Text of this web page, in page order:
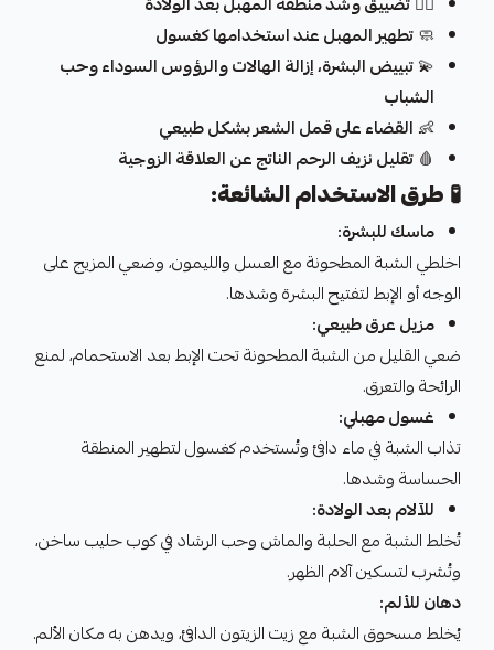
🧼تطهير المهبل عند استخدامها كغسول
💫تبييض البشرة، إزالة الهالات والرؤوس السوداء وحب
الشباب
👶 القضاء على قمل الشعر بشكل طبيعي
🩸 تقليل نزيف الرحم الناتج عن العلاقة الزوجية
🧪طرق الاستخدام الشائعة:
ماسك للبشرة:
اخلطي الشبة المطحونة مع العسل والليمون، وضعي المزيج على
الوجه أو الإبط لتفتيح البشرة وشدها.
مزيل عرق طبيعي:
ضعي القليل من الشبة المطحونة تحت الإبط بعد الاستحمام، لمنع
الرائحة والتعرق.
غسول مهبلي:
تذاب الشبة في ماء دافئ وتُستخدم كغسول لتطهير المنطقة
الحساسة وشدها.
للآلام بعد الولادة:
تُخلط الشبة مع الحلبة والماش وحب الرشاد في كوب حليب ساخن،
وتُشرب لتسكين آلام الظهر.
دهان للألم:
يُخلط مسحوق الشبة مع زيت الزيتون الدافئ، ويدهن به مكان الألم.